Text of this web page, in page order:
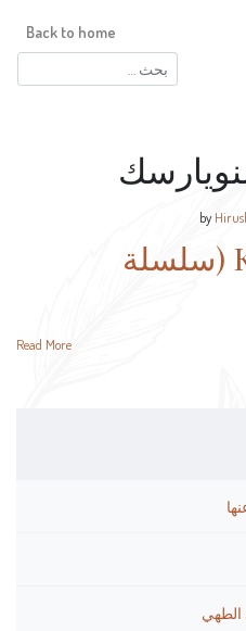
البحث
عن:
Back to home
Komandor Chain (سلسلة
Read More
الطهي